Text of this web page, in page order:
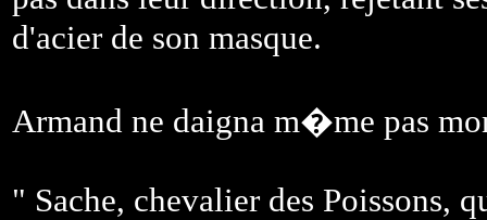
d'acier de son masque.
Armand ne daigna m�me pas
" Sache, chevalier des Poissons,